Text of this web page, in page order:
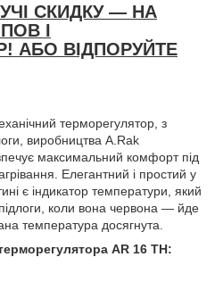
СКИДКУ — НА
І
АБО ВІДПОРУЙТЕ
терморегулятор, з
виробництва A.Rak
максимальний комфорт під
Елегантний і простий у
є індикатор температури, який
коли вона червона — йде
температура досягнута.
AR 16 TH: